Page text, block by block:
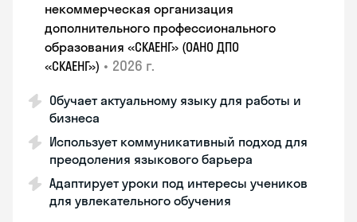
некоммерческая организация
дополнительного профессионального
образования «СКАЕНГ» (ОАНО ДПО
«СКАЕНГ») • 2026 г.
Обучает актуальному языку для работы и
бизнеса
Использует коммуникативный подход для
преодоления языкового барьера
Адаптирует уроки под интересы учеников
для увлекательного обучения